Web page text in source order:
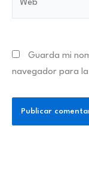
Guarda mi
navegador para